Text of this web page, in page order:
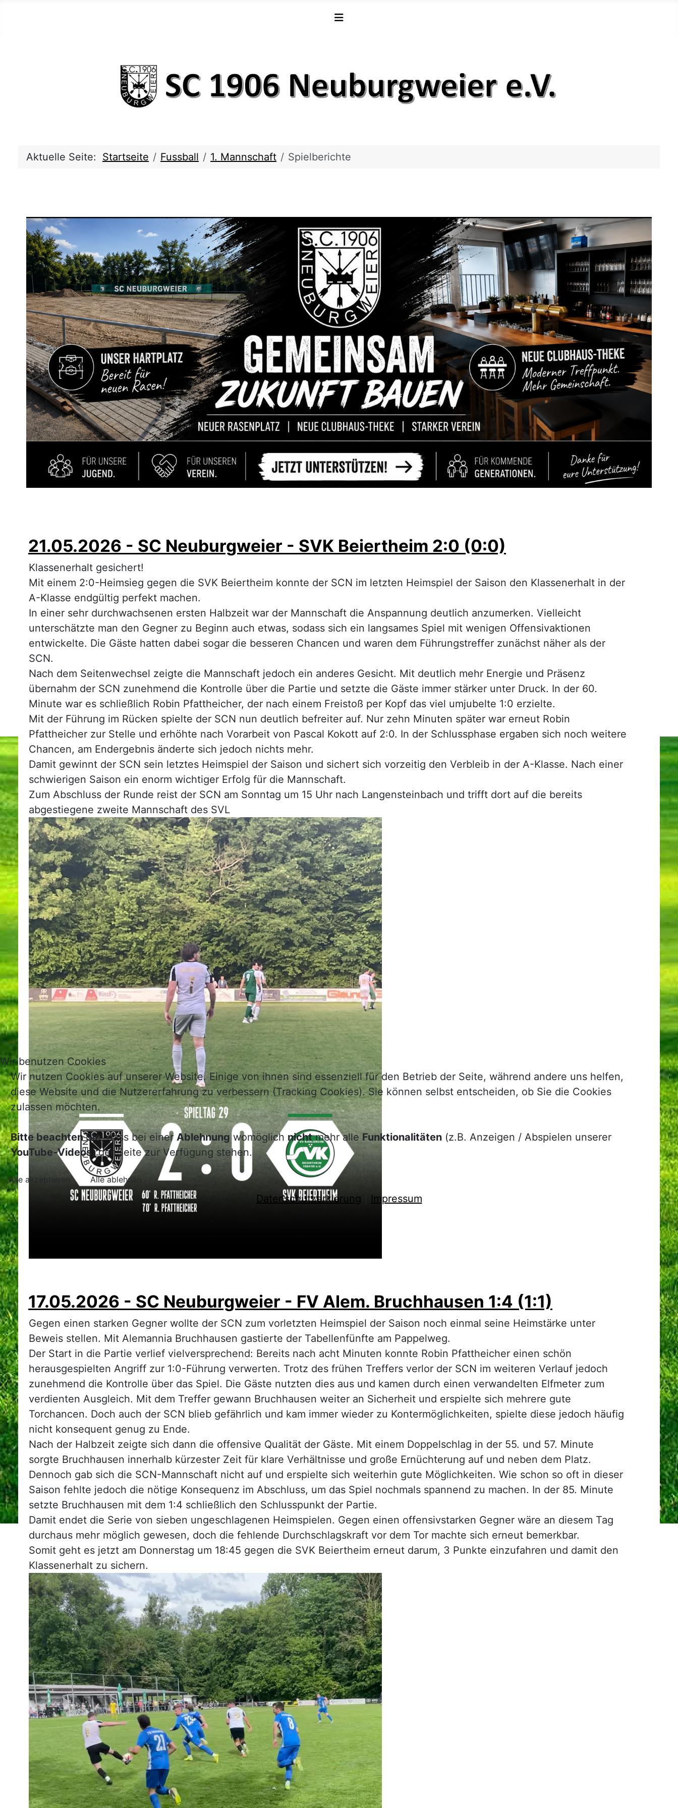
Aktuelle Seite: Startseite Fussball 1. Mannschaft Spielberichte
21.05.2026 - SC Neuburgweier - SVK Beiertheim 2:0 (0:0)
Klassenerhalt gesichert!
Mit einem 2:0-Heimsieg gegen die SVK Beiertheim konnte der SCN im letzten Heimspiel der Saison den Klassenerhalt in der
A-Klasse endgültig perfekt machen.
In einer sehr durchwachsenen ersten Halbzeit war der Mannschaft die Anspannung deutlich anzumerken. Vielleicht
unterschätzte man den Gegner zu Beginn auch etwas, sodass sich ein langsames Spiel mit wenigen Offensivaktionen
entwickelte. Die Gäste hatten dabei sogar die besseren Chancen und waren dem Führungstreffer zunächst näher als der
SCN.
Nach dem Seitenwechsel zeigte die Mannschaft jedoch ein anderes Gesicht. Mit deutlich mehr Energie und Präsenz
übernahm der SCN zunehmend die Kontrolle über die Partie und setzte die Gäste immer stärker unter Druck. In der 60.
Minute war es schließlich Robin Pfattheicher, der nach einem Freistoß per Kopf das viel umjubelte 1:0 erzielte.
Mit der Führung im Rücken spielte der SCN nun deutlich befreiter auf. Nur zehn Minuten später war erneut Robin
Pfattheicher zur Stelle und erhöhte nach Vorarbeit von Pascal Kokott auf 2:0. In der Schlussphase ergaben sich noch weitere
Chancen, am Endergebnis änderte sich jedoch nichts mehr.
Damit gewinnt der SCN sein letztes Heimspiel der Saison und sichert sich vorzeitig den Verbleib in der A-Klasse. Nach einer
schwierigen Saison ein enorm wichtiger Erfolg für die Mannschaft.
Zum Abschluss der Runde reist der SCN am Sonntag um 15 Uhr nach Langensteinbach und trifft dort auf die bereits
abgestiegene zweite Mannschaft des SVL
17.05.2026 - SC Neuburgweier - FV Alem. Bruchhausen 1:4 (1:1)
Gegen einen starken Gegner wollte der SCN zum vorletzten Heimspiel der Saison noch einmal seine Heimstärke unter
Beweis stellen. Mit Alemannia Bruchhausen gastierte der Tabellenfünfte am Pappelweg.
Der Start in die Partie verlief vielversprechend: Bereits nach acht Minuten konnte Robin Pfattheicher einen schön
herausgespielten Angriff zur 1:0-Führung verwerten. Trotz des frühen Treffers verlor der SCN im weiteren Verlauf jedoch
zunehmend die Kontrolle über das Spiel. Die Gäste nutzten dies aus und kamen durch einen verwandelten Elfmeter zum
verdienten Ausgleich. Mit dem Treffer gewann Bruchhausen weiter an Sicherheit und erspielte sich mehrere gute
Torchancen. Doch auch der SCN blieb gefährlich und kam immer wieder zu Kontermöglichkeiten, spielte diese jedoch häufig
nicht konsequent genug zu Ende.
Nach der Halbzeit zeigte sich dann die offensive Qualität der Gäste. Mit einem Doppelschlag in der 55. und 57. Minute
sorgte Bruchhausen innerhalb kürzester Zeit für klare Verhältnisse und große Ernüchterung auf und neben dem Platz.
Dennoch gab sich die SCN-Mannschaft nicht auf und erspielte sich weiterhin gute Möglichkeiten. Wie schon so oft in dieser
Saison fehlte jedoch die nötige Konsequenz im Abschluss, um das Spiel nochmals spannend zu machen. In der 85. Minute
setzte Bruchhausen mit dem 1:4 schließlich den Schlusspunkt der Partie.
Damit endet die Serie von sieben ungeschlagenen Heimspielen. Gegen einen offensivstarken Gegner wäre an diesem Tag
durchaus mehr möglich gewesen, doch die fehlende Durchschlagskraft vor dem Tor machte sich erneut bemerkbar.
Somit geht es jetzt am Donnerstag um 18:45 gegen die SVK Beiertheim erneut darum, 3 Punkte einzufahren und damit den
Klassenerhalt zu sichern.
Wir benutzen Cookies
Wir nutzen Cookies auf unserer Website. Einige von ihnen sind essenziell für den Betrieb der Seite, während andere uns helfen,
diese Website und die Nutzererfahrung zu verbessern (Tracking Cookies). Sie können selbst entscheiden, ob Sie die Cookies
zulassen möchten.
Bitte beachten Sie,dass bei einer Ablehnung womöglich nichtmehr alle Funktionalitäten(z.B. Anzeigen / Abspielen unserer
YouTube-Videos ) der Seite zur Verfügung stehen.
Alle akzeptieren Alle ablehnen
Datenschutzerklärung Impressum